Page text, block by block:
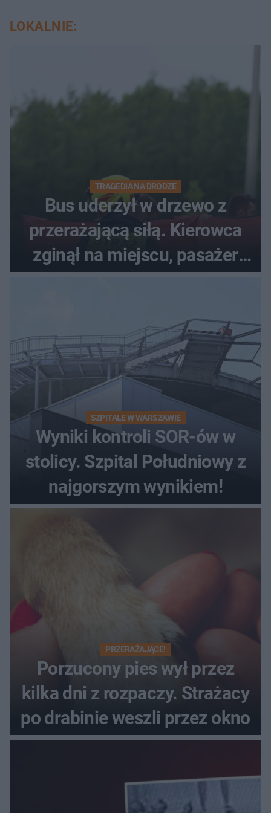
LOKALNIE:
TRAGEDIA NA DRODZE
Bus uderzył w drzewo z
przerażającą siłą. Kierowca
zginął na miejscu, pasażer
walczy o życie
SZPITALE W WARSZAWIE
Wyniki kontroli SOR-ów w
stolicy. Szpital Południowy z
najgorszym wynikiem!
PRZERAŻAJĄCE!
Porzucony pies wył przez
kilka dni z rozpaczy. Strażacy
po drabinie weszli przez okno